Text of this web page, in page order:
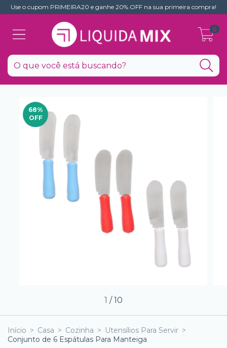
Use o cupom PRIMEIRA20 e ganhe 20% OFF na sua primeira compra!
0
68%
OFF
1 /10
Início > Casa > Cozinha > Utensílios Para Servir >
Conjunto de 6 Espátulas Para Manteiga